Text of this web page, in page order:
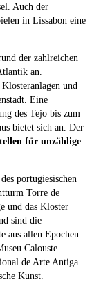
Auch der
in Lissabon eine
der zahlreichen
an.
und
Eine
des Tejo bis zum
bietet sich an. Der
für unzählige
portugiesischen
Torre de
und das Kloster
sind die
aus allen Epochen
Calouste
de Arte Antiga
Kunst.